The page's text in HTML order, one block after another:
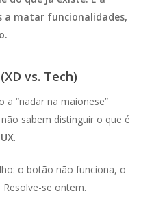
a matar funcionalidades,
vs. Tech)
a “nadar na maionese”
sabem distinguir o que é
.
o botão não funciona, o
se ontem.